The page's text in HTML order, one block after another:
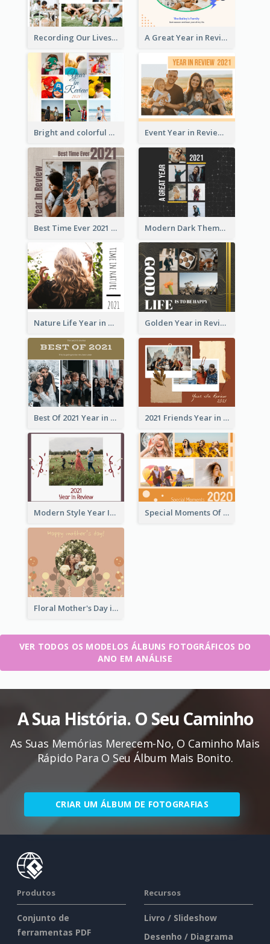
Recording Our Lives Year in Review Photo Book A Great Year in Review Photo Book
Bright and colorful Year in Review Photo Book Event Year in Review Photo Book
Best Time Ever 2021 Year in Review Photo Book Modern Dark Theme Year in Review Photo Book
Nature Life Year in Review Photo Book Golden Year in Review Photo Book
Best Of 2021 Year in Review Photo Book 2021 Friends Year in Review Photo Book
Modern Style Year In Review Photo Book Special Moments Of 2020 Photo Book
Floral Mother's Day in Review Photo Book
VER TODOS OS MODELOS ÁLBUNS FOTOGRÁFICOS DO
ANO EM ANÁLISE
A Sua História. O Seu Caminho
As Suas Memórias Merecem-No, O Caminho Mais
Rápido Para O Seu Álbum Mais Bonito.
CRIAR UM ÁLBUM DE FOTOGRAFIAS
Produtos
Conjunto de
ferramentas PDF
Recursos
Livro / Slideshow
Desenho / Diagrama